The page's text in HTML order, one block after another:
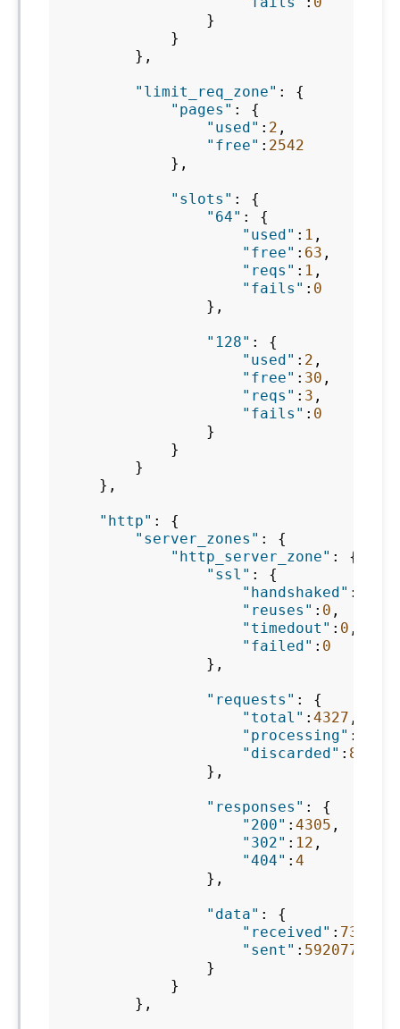
}
}
},
"limit_req_zone" :
{
"pages" :
{
"used" : 2 ,
"free" : 2542
},
"slots" :
{
"64" :
{
"used" : 1 ,
"free" : 63 ,
"reqs" : 1 ,
"fails" : 0
},
"128" :
{
"used" : 2 ,
"free" : 30 ,
"reqs" : 3 ,
"fails" : 0
}
}
}
},
"http" :
{
"server_zones" :
{
"http_server_zone" :
{
"ssl" :
{
"handshaked" :
"reuses" : 0 ,
"timedout" : 0 ,
"failed" : 0
},
"requests" :
{
"total" :4327 ,
"processing" :
"discarded" : 8
},
"responses" :
{
"200" :4305 ,
"302" : 12 ,
"404" :4
},
"data" :
{
"received" : 733955
"sent" : 59207757
}
}
},